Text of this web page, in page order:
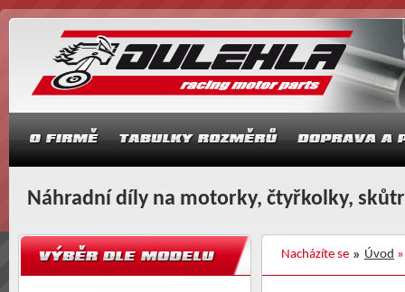
Náhradní díly na motorky, čtyřkolky,
Nacházíte se Úvod